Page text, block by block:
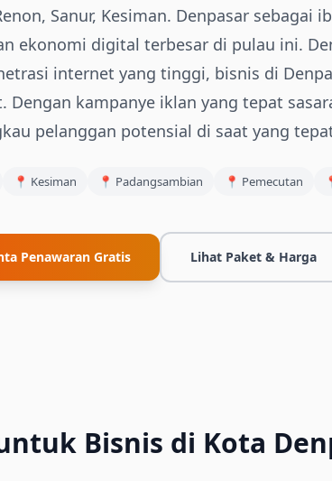
Sanur, Kesiman. Denpasar sebagai
ekonomi digital terbesar di pulau ini.
internet yang tinggi, bisnis di
kampanye iklan yang tepat
pelanggan potensial di saat yang
📍 Kesiman 📍 Padangsambian 📍 Pemecutan
Penawaran Gratis Lihat Paket & Harga
Bisnis di Kota